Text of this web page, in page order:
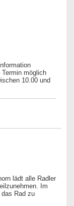
möglich
10.00 und
lädt alle Radler
Im
Rad zu